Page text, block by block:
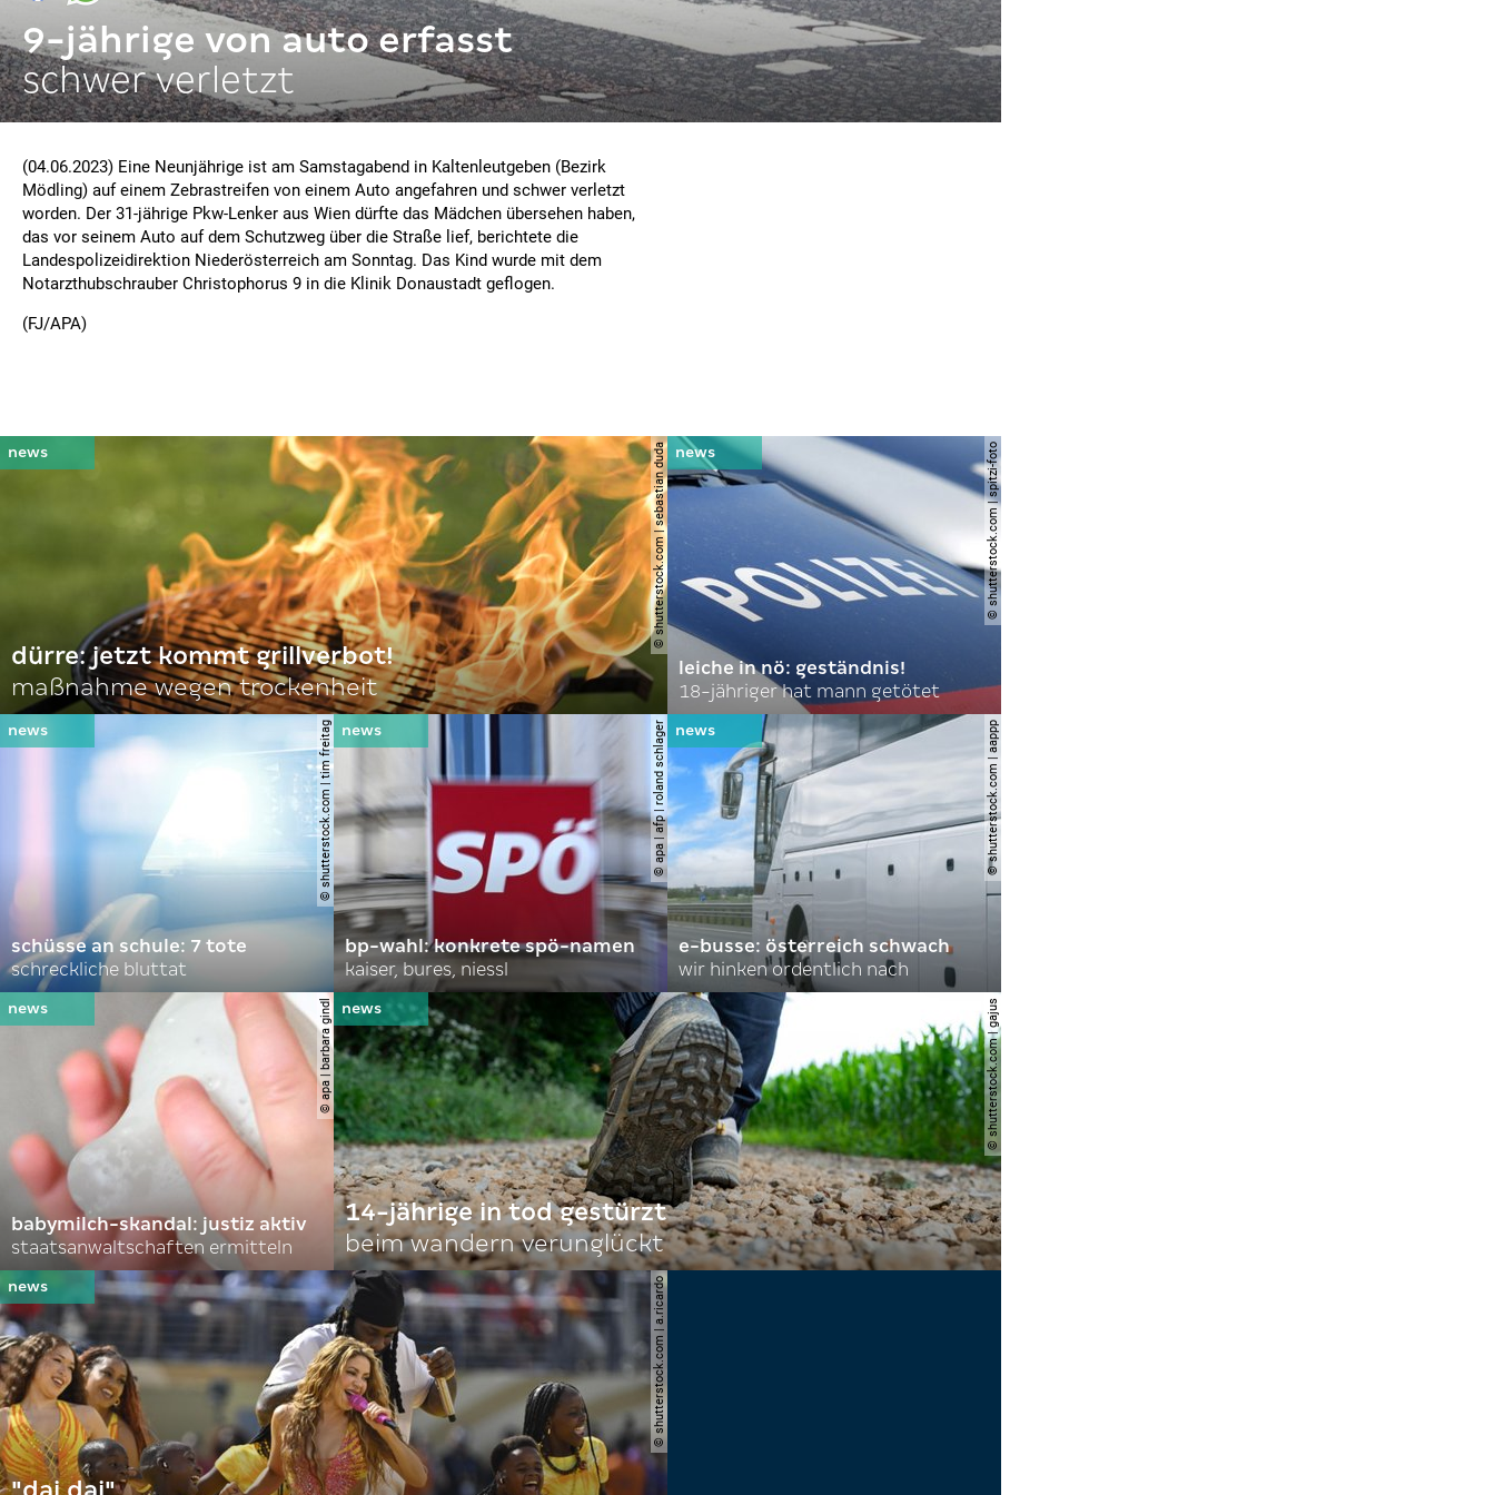
9-jährige von auto erfasst
schwer verletzt
(04.06.2023) Eine Neunjährige ist am Samstagabend in Kaltenleutgeben (Bezirk
Mödling) auf einem Zebrastreifen von einem Auto angefahren und schwer verletzt
worden. Der 31-jährige Pkw-Lenker aus Wien dürfte das Mädchen übersehen haben,
das vor seinem Auto auf dem Schutzweg über die Straße lief, berichtete die
Landespolizeidirektion Niederösterreich am Sonntag. Das Kind wurde mit dem
Notarzthubschrauber Christophorus 9 in die Klinik Donaustadt geflogen.
(FJ/APA)
© shutterstock.com | sebastian duda
dürre: jetzt kommt grillverbot!
maßnahme wegen trockenheit
© shutterstock.com | spitzi-foto
leiche in nö: geständnis!
18-jähriger hat mann getötet
© shutterstock.com | tim freitag
schüsse an schule: 7 tote
schreckliche bluttat
© apa | afp | roland schlager
bp-wahl: konkrete spö-namen
kaiser, bures, niessl
© shutterstock.com | aappp
e-busse: österreich schwach
wir hinken ordentlich nach
© apa | barbara gindl
babymilch-skandal: justiz aktiv
staatsanwaltschaften ermitteln
© shutterstock.com | gajus
14-jährige in tod gestürzt
beim wandern verunglückt
© shutterstock.com | a.ricardo